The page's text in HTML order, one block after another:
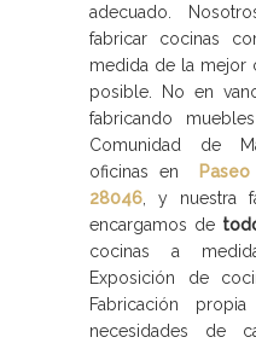
adecuado.
fabricar cocinas
medida de la mejor
posible. No en
fabricando
Comunidad de
oficinas en
28046 , y nuestra
encargamos de
cocinas a
Exposición de
Fabricación
necesidades de